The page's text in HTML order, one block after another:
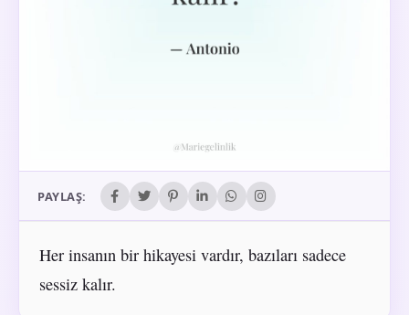
PAYLAŞ:
Her insanın bir hikayesi vardır, bazıları sadece
sessiz kalır.